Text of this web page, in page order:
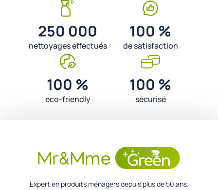
250 000
nettoyages effectués
100 %
de satisfaction
100 %
eco-friendly
100 %
sécurisé
Expert en produits ménagers depuis plus de 50 ans.